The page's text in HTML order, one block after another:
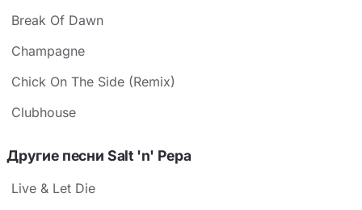
Break Of Dawn
Champagne
Chick On The Side (Remix)
Clubhouse
Другие песни Salt 'n' Pepa
Live & Let Die